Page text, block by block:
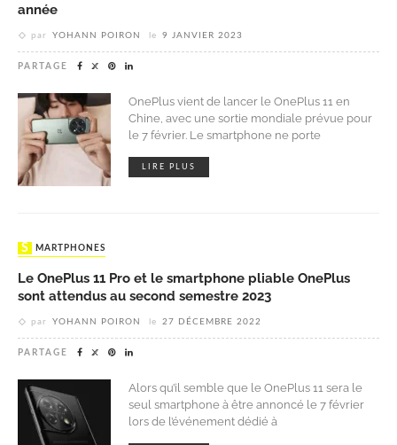
année
par YOHANN POIRON le 9 JANVIER 2023
PARTAGE
OnePlus vient de lancer le OnePlus 11 en
Chine, avec une sortie mondiale prévue pour
le 7 février. Le smartphone ne porte
LIRE PLUS
SMARTPHONES
Le OnePlus 11 Pro et le smartphone pliable OnePlus
sont attendus au second semestre 2023
par YOHANN POIRON le 27 DÉCEMBRE 2022
PARTAGE
Alors qu’il semble que le OnePlus 11 sera le
seul smartphone à être annoncé le 7 février
lors de l’événement dédié à